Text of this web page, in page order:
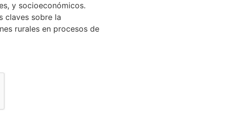
y socioeconómicos.
claves sobre la
rurales en procesos de